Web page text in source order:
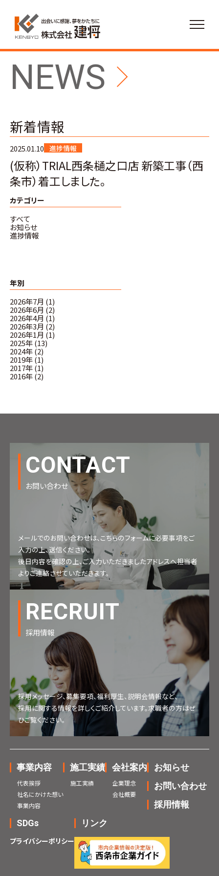
カテゴリー
すべて
お知らせ
進捗情報
年別
2026年7月 (1)
2026年6月 (2)
2026年4月 (1)
2026年3月 (2)
2026年1月 (1)
2025年 (13)
2024年 (2)
2019年 (1)
2017年 (1)
2016年 (2)
NEWS
新着情報
2025.01.10 進捗情報
(仮称）TRIAL西条樋之口店 新築工事（西
条市）着工しました。
CONTACT
お問い合わせ
メールでのお問い合わせは、こちらのフォームに必要事項をご
入力の上、送信ください。
後日内容を確認の上、ご入力いただきましたアドレスへ担当者
よりご連絡させていただきます。
RECRUIT
採用情報
採用メッセージ、募集要項、福利厚生、説明会情報など、
採用に関する情報を詳しくご紹介しています。求職者の方はぜ
ひご覧ください。
事業内容
代表挨拶
社名にかけた想い
事業内容
施工実績
施工実績
会社案内
企業理念
会社概要
お知らせ
お問い合わせ
採用情報
SDGs
プライバシーポリシー
リンク